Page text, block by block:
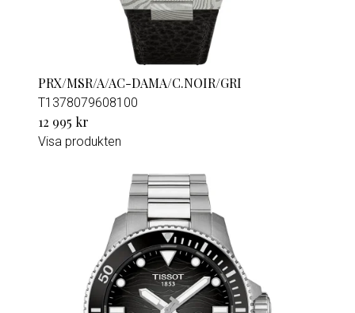
PRX/MSR/A/AC-DAMA/C.NOIR/GRI
T1378079608100
12 995 kr
Visa produkten